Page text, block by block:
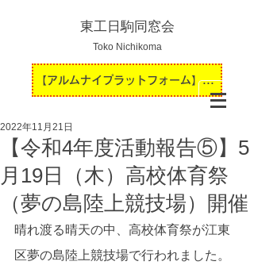
東工日駒同窓会
Toko Nichikoma
【アルムナイプラットフォーム】運用開始のお知らせ
【令和4年度活動報告⑤】5
月19日（木）高校体育祭
（夢の島陸上競技場）開催
2022年11月21日
晴れ渡る晴天の中、高校体育祭が江東
区夢の島陸上競技場で行われました。